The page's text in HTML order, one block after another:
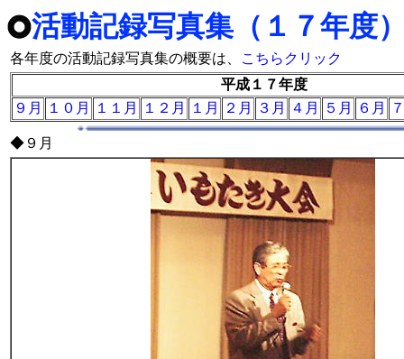
活動記録写真集（１７年度
各年度の活動記録写真集の概要は、
こちらクリック
平成１７年度
９月
１０月 １１月 １２月 １月 ２月 ３月 ４月 ５月 ６月
◆９月